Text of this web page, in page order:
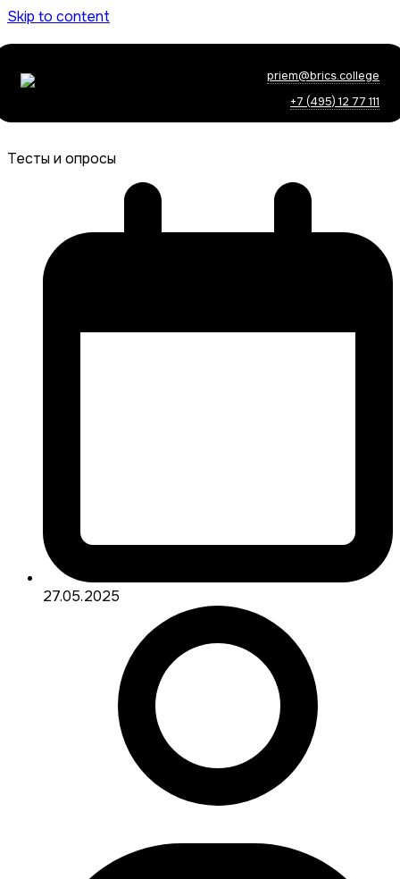
Skip to content
priem@brics.college
+7 (495) 12 77 111
Тесты и опросы
27.05.2025